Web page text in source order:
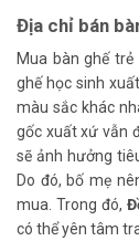
Địa chỉ bán
Mua bàn ghế
ghế học sinh
màu sắc khác
gốc xuất xứ vẫn
sẽ ảnh hưởng
Do đó, bố mẹ
mua. Trong đó,
có thể yên tâm